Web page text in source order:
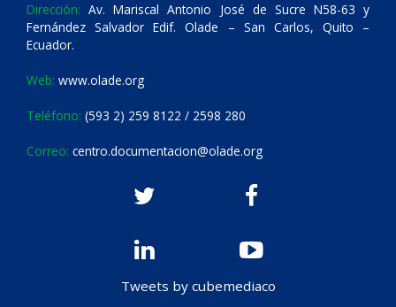
Dirección: Av. Mariscal Antonio José de Sucre N58-63 y
Fernández Salvador Edif. Olade – San Carlos, Quito –
Ecuador.
Web: www.olade.org
Teléfono: (593 2) 259 8122 / 2598 280
Correo: centro.documentacion@olade.org
Tweets by cubemediaco